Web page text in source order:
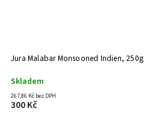
Jura Malabar Monsooned Indien, 250g
Skladem
267,86 Kč bez DPH
300 Kč